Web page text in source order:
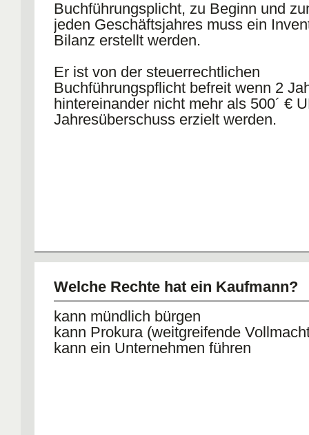
Buchführungsplicht, zu Beginn und
jeden Geschäftsjahres muss ein
Bilanz erstellt werden.
Er ist von der steuerrechtlichen
Buchführungspflicht befreit wenn 2
hintereinander nicht mehr als 500´ €
Jahresüberschuss erzielt werden.
Welche Rechte hat ein Kaufmann?
kann mündlich bürgen
kann Prokura (weitgreifende
kann ein Unternehmen führen